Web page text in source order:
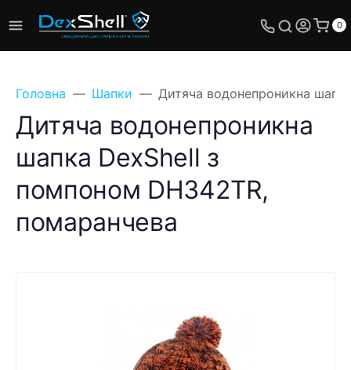
0
Головна Шапки Дитяча водонепроникна
Дитяча водонепроникна
шапка DexShell з
помпоном DH342TR,
помаранчева